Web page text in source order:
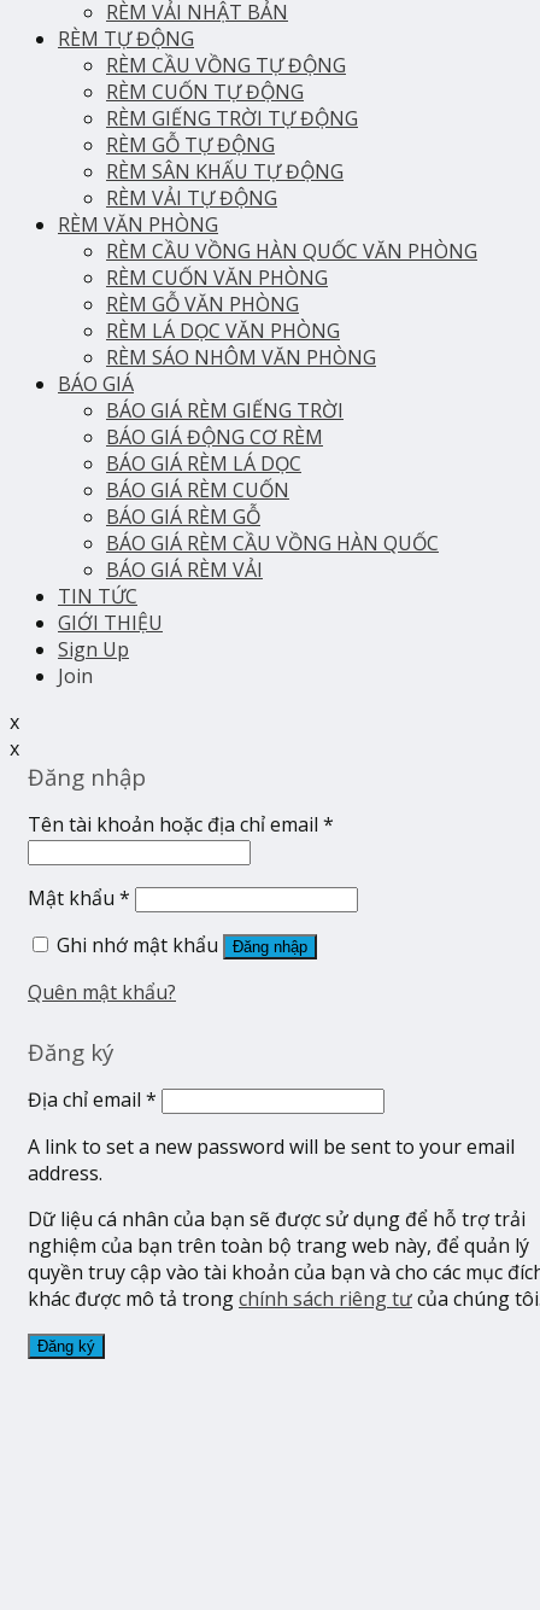
RÈM VẢI NHẬT BẢN
RÈM TỰ ĐỘNG
RÈM CẦU VỒNG TỰ ĐỘNG
RÈM CUỐN TỰ ĐỘNG
RÈM GIẾNG TRỜI TỰ ĐỘNG
RÈM GỖ TỰ ĐỘNG
RÈM SÂN KHẤU TỰ ĐỘNG
RÈM VẢI TỰ ĐỘNG
RÈM VĂN PHÒNG
RÈM CẦU VỒNG HÀN QUỐC VĂN PHÒNG
RÈM CUỐN VĂN PHÒNG
RÈM GỖ VĂN PHÒNG
RÈM LÁ DỌC VĂN PHÒNG
RÈM SÁO NHÔM VĂN PHÒNG
BÁO GIÁ
BÁO GIÁ RÈM GIẾNG TRỜI
BÁO GIÁ ĐỘNG CƠ RÈM
BÁO GIÁ RÈM LÁ DỌC
BÁO GIÁ RÈM CUỐN
BÁO GIÁ RÈM GỖ
BÁO GIÁ RÈM CẦU VỒNG HÀN QUỐC
BÁO GIÁ RÈM VẢI
TIN TỨC
GIỚI THIỆU
Sign Up
Join
x
x
Đăng nhập
Tên tài khoản hoặc địa chỉ email *
Mật khẩu *
Ghi nhớ mật khẩu
Đăng nhập
Quên mật khẩu?
Đăng ký
Địa chỉ email *
A link to set a new password will be sent to your email
address.
Dữ liệu cá nhân của bạn sẽ được sử dụng để hỗ trợ trải
nghiệm của bạn trên toàn bộ trang web này, để quản lý
quyền truy cập vào tài khoản của bạn và cho các mục
khác được mô tả trongchính sách riêng tưcủa chúng
Đăng ký